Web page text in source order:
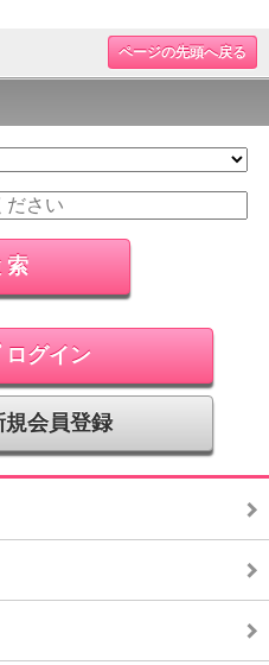
ページの先頭へ戻る
ログイン
規会員登録